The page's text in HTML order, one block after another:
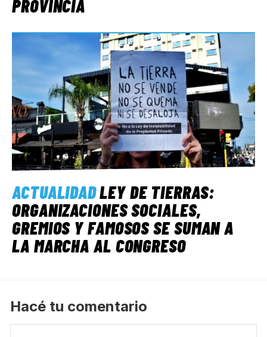
PROVINCIA
ACTUALIDADLEY DE TIERRAS:
ORGANIZACIONES SOCIALES,
GREMIOS Y FAMOSOS SE SUMAN A
LA MARCHA AL CONGRESO
Hacé tu comentario